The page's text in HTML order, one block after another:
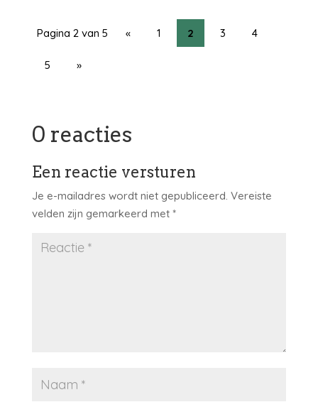
Pagina 2 van 5 « 1 2 3 4
5 »
0 reacties
Een reactie versturen
Je e-mailadres wordt niet gepubliceerd. Vereiste
velden zijn gemarkeerd met *